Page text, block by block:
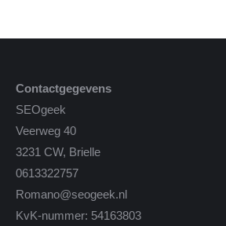
Contactgegevens
SEOgeek
Veerweg 40
3231 CW, Brielle
0613322757
Romano@seogeek.nl
KvK-nummer: 54163803